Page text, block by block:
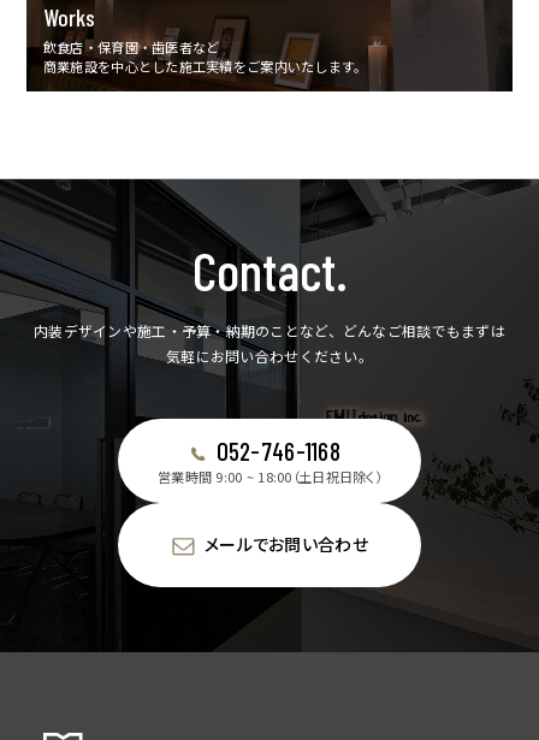
Works
飲食店・保育園・歯医者など
商業施設を中心とした施工実績をご案内いたします。
Contact.
内装デザインや施工・予算・納期のことなど、どんなご相談でもまずは
気軽にお問い合わせください。
052-746-1168
営業時間 9:00 ~ 18:00（土日祝日除く）
メールでお問い合わせ